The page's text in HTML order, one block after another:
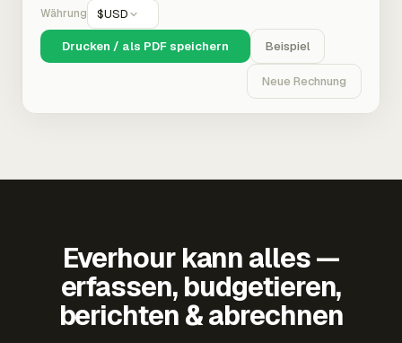
Währung $USD
Drucken / als PDF speichern Beispiel
Neue Rechnung
Everhour kann alles —
erfassen, budgetieren,
berichten & abrechnen